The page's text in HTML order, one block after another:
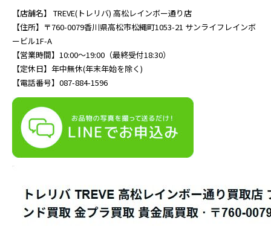
【店舗名】 TREVE(トレリバ) 高松レインボー通り店
【住所】〒760-0079香川県高松市松縄町1053-21 サンライフレインボ
ービル1F-A
【営業時間】10:00〜19:00（最終受付18:30）
【定休日】年中無休(年末年始を除く)
【電話番号】087-884-1596